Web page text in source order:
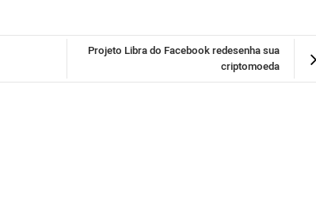
Projeto Libra do Facebook redesenha sua
criptomoeda